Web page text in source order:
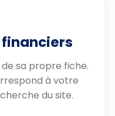
financiers
sa propre fiche.
à votre
du site.